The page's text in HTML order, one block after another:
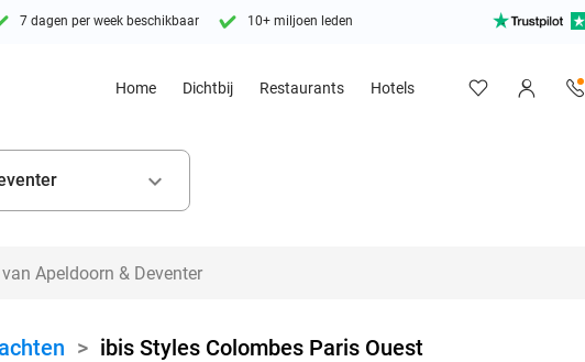
7 dagen per week beschikbaar 10+ miljoen leden
Home Dichtbij Restaurants Hotels
keyboard_arrow_down
> ibis Styles Colombes Paris Ouest